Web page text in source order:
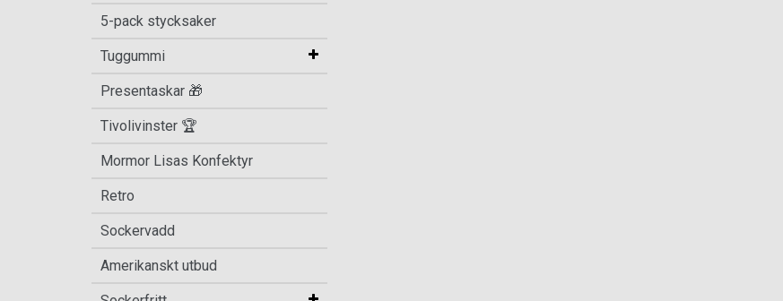
5-pack stycksaker
Tuggummi
Presentaskar 🎁
Tivolivinster 🏆
Mormor Lisas Konfektyr
Retro
Sockervadd
Amerikanskt utbud